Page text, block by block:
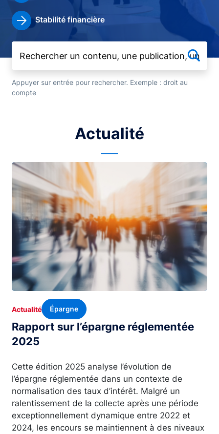
Stabilité financière
Appuyer sur entrée pour rechercher. Exemple : droit au
compte
Actualité
Image
Rapport sur l’épargne réglementée
2025
Actualité Épargne
Cette édition 2025 analyse l’évolution de
l’épargne réglementée dans un contexte de
normalisation des taux d’intérêt. Malgré un
ralentissement de la collecte après une période
exceptionnellement dynamique entre 2022 et
2024, les encours se maintiennent à des niveaux